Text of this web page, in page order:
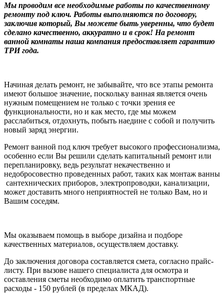
Мы проводим все необходимые работы по качественному
ремонту под ключ. Работы выполняются по договору,
заключив который, Вы можете быть уверенны, что будет
сделано качественно, аккуратно и в срок! На ремонт
ванной комнаты наша компания предоставляет гарантию
ТРИ года.
Начиная делать ремонт, не забывайте, что все этапы ремонта
имеют большое значение, поскольку ванная является очень
нужным помещением не только с точки зрения ее
функциональности, но и как место, где мы можем
расслабиться, отдохнуть, побыть наедине с собой и получить
новый заряд энергии.
Ремонт ванной под ключ требует высокого профессионализма,
особенно если Вы решили сделать капитальный ремонт или
перепланировку, ведь результат некачественно и
недобросовестно проведенных работ, таких как монтаж ванны
сантехнических приборов, электропроводки, канализации,
может доставить много неприятностей не только Вам, но и
Вашим соседям.
Мы оказываем помощь в выборе дизайна и подборе
качественных материалов, осуществляем доставку.
До заключения договора составляется смета, согласно прайс-
листу. При вызове нашего специалиста для осмотра и
составления сметы необходимо оплатить транспортные
расходы - 150 рублей (в пределах МКАД).